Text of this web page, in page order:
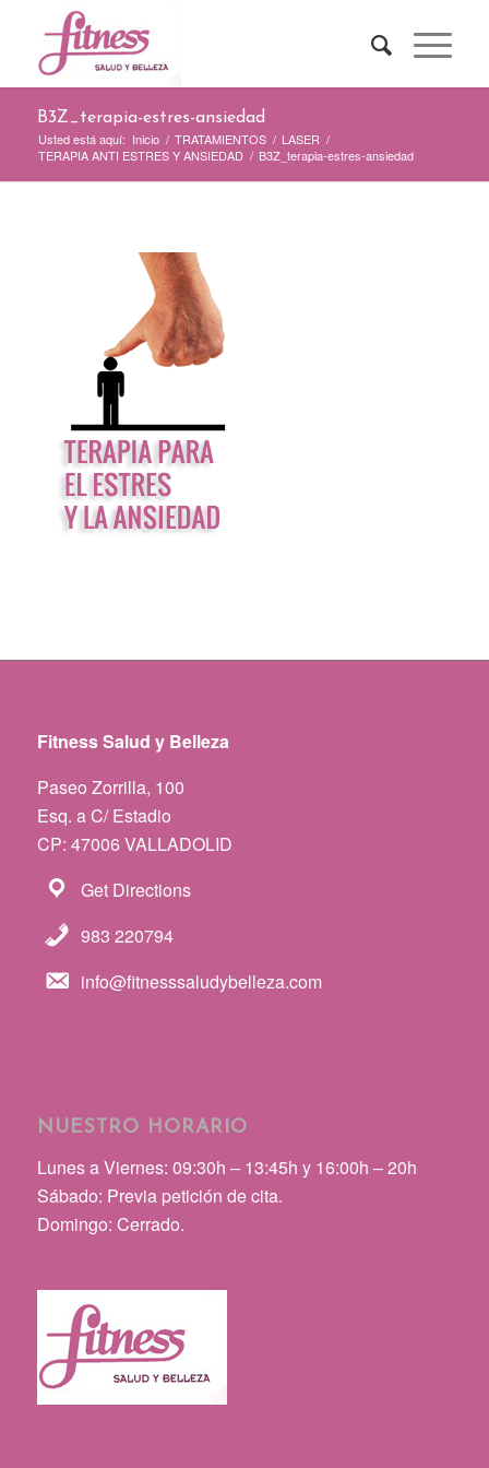
B3Z_terapia-estres-ansiedad
Usted está aquí: Inicio / TRATAMIENTOS / LASER /
TERAPIA ANTI ESTRES Y ANSIEDAD / B3Z_terapia-estres-ansiedad
Fitness Salud y Belleza
Paseo Zorrilla, 100
Esq. a C/ Estadio
CP: 47006 VALLADOLID
Get Directions
983 220794
info@fitnesssaludybelleza.com
NUESTRO HORARIO
Lunes a Viernes: 09:30h – 13:45h y 16:00h – 20h
Sábado: Previa petición de cita.
Domingo: Cerrado.